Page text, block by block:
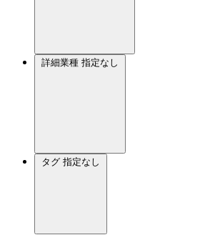
詳細業種 指定なし
タグ 指定なし